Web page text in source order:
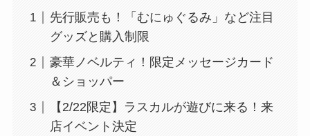
先行販売も！「むにゅぐるみ」など注目
グッズと購入制限
豪華ノベルティ！限定メッセージカード
＆ショッパー
【2/22限定】ラスカルが遊びに来る！来
店イベント決定